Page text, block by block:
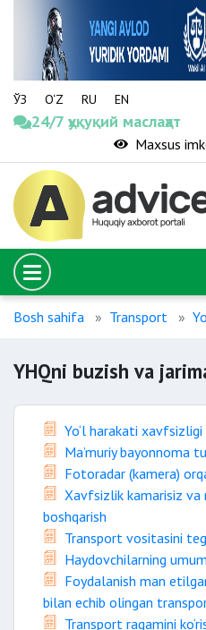
ЎЗ O‘Z RU EN
24/7 ҳуқуқий маслаҳат
Maxsus
Bosh sahifa Transport
YHQni buzish va
Yo‘l harakati
Ma’muriy bayonnoma
Fotoradar (kamera)
Xavfsizlik kamarisiz
boshqarish
Transport vositasini
Haydovchilarning
Foydalanish man
bilan echib olingan
Transport raqamini